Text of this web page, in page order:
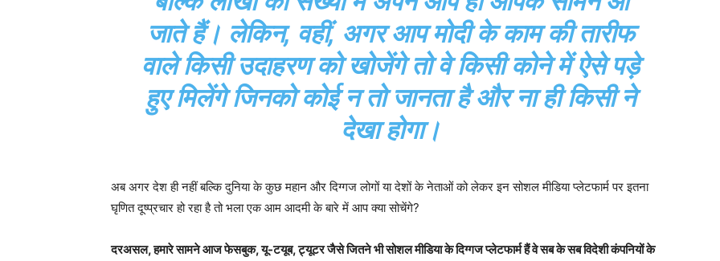
जाते हैं। लेकिन, वहीं, अगर आप मोदी के काम की तारीफ
वाले किसी उदाहरण को खोजेंगे तो वे किसी कोने में ऐसे पड़े
हुए मिलेंगे जिनको कोई न तो जानता है और ना ही किसी ने
देखा होगा।
अब अगर देश ही नहीं बल्कि दुनिया के कुछ महान और दिग्गज लोगों या देशों के नेताओं को लेकर इन सोशल मीडिया प्लेटफार्म पर इतना
घृणित दूष्प्रचार हो रहा है तो भला एक आम आदमी के बारे में आप क्या सोचेंगे?
दरअसल, हमारे सामने आज फेसबुक, यू-टयूब, ट्यूटर जैसे जितने भी सोशल मीडिया के दिग्गज प्लेटफार्म हैं वे सब के सब विदेशी कंपनियों के